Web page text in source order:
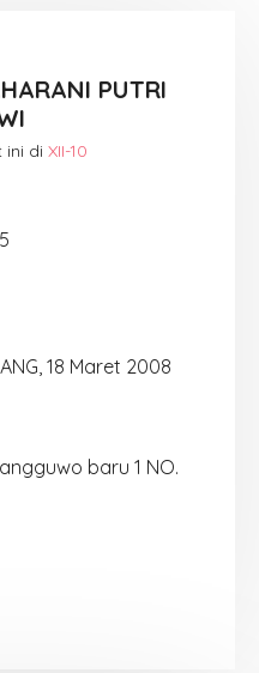
PUTRI
ini di XII-10
18 Maret 2008
baru 1 NO.